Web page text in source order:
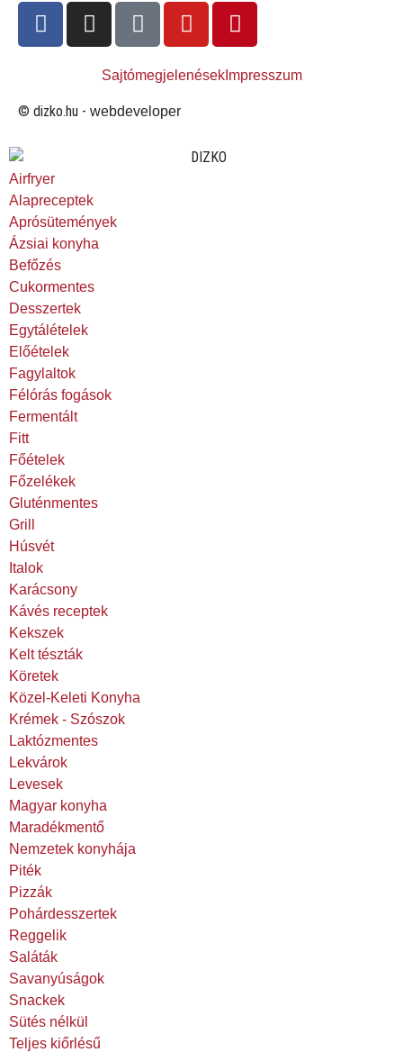
SajtómegjelenésekImpresszum
© dizko.hu - webdeveloper
Airfryer
Alapreceptek
Aprósütemények
Ázsiai konyha
Befőzés
Cukormentes
Desszertek
Egytálételek
Előételek
Fagylaltok
Félórás fogások
Fermentált
Fitt
Főételek
Főzelékek
Gluténmentes
Grill
Húsvét
Italok
Karácsony
Kávés receptek
Kekszek
Kelt tészták
Köretek
Közel-Keleti Konyha
Krémek - Szószok
Laktózmentes
Lekvárok
Levesek
Magyar konyha
Maradékmentő
Nemzetek konyhája
Piték
Pizzák
Pohárdesszertek
Reggelik
Saláták
Savanyúságok
Snackek
Sütés nélkül
Teljes kiőrlésű